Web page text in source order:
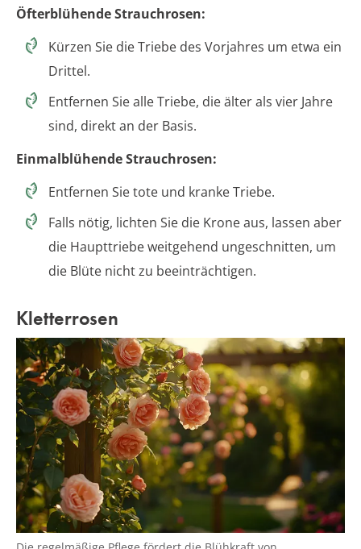
Öfterblühende Strauchrosen:
Kürzen Sie die Triebe des Vorjahres um etwa ein
Drittel.
Entfernen Sie alle Triebe, die älter als vier Jahre
sind, direkt an der Basis.
Einmalblühende Strauchrosen:
Entfernen Sie tote und kranke Triebe.
Falls nötig, lichten Sie die Krone aus, lassen aber
die Haupttriebe weitgehend ungeschnitten, um
die Blüte nicht zu beeinträchtigen.
Kletterrosen